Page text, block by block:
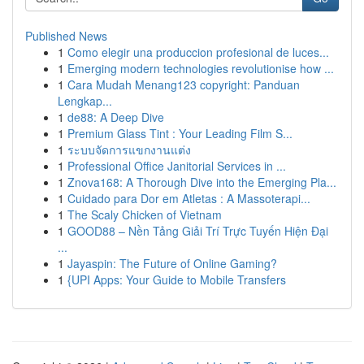
Published News
1 Como elegir una produccion profesional de luces...
1 Emerging modern technologies revolutionise how ...
1 Cara Mudah Menang123 copyright: Panduan
Lengkap...
1 de88: A Deep Dive
1 Premium Glass Tint : Your Leading Film S...
1 ระบบจัดการแขกงานแต่ง
1 Professional Office Janitorial Services in ...
1 Znova168: A Thorough Dive into the Emerging Pla...
1 Cuidado para Dor em Atletas : A Massoterapi...
1 The Scaly Chicken of Vietnam
1 GOOD88 – Nền Tảng Giải Trí Trực Tuyến Hiện Đại
...
1 Jayaspin: The Future of Online Gaming?
1 {UPI Apps: Your Guide to Mobile Transfers